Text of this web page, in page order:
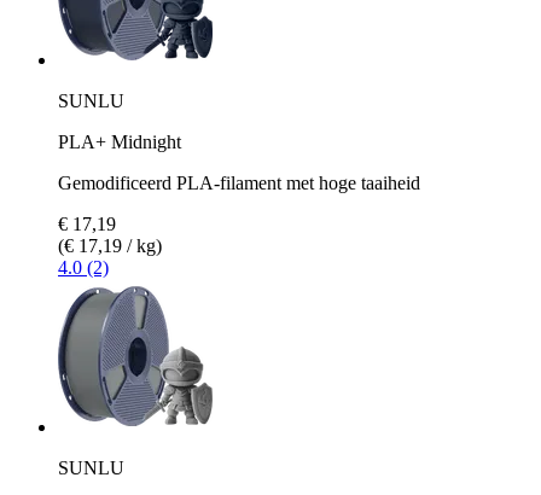
SUNLU
PLA+ Midnight
Gemodificeerd PLA-filament met hoge taaiheid
€ 17,19
(€ 17,19 / kg)
4.0 (2)
SUNLU